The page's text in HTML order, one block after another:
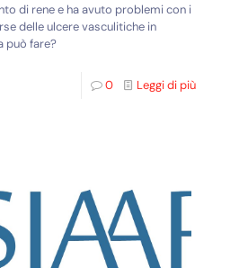
di rene e ha avuto problemi con i
delle ulcere vasculitiche in
può fare?
0 Leggi di più